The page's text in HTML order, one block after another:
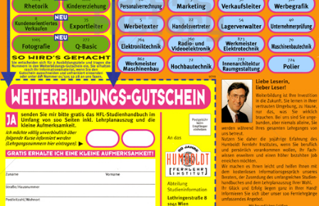
HFL HUMBOLDT FERNLEHRINSTITUT
Humboldt Fernlehr Institut
1998